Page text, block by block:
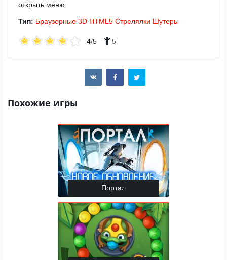
открыть меню.
Тип: Браузерные 3D HTML5 Стрелялки Шутеры
4/5 5
Похожие игры
Портал